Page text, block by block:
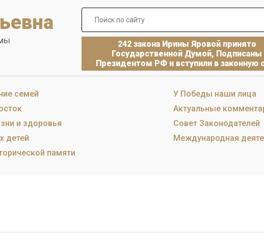
242 закона Ирины Яровой принято
Государственной Думой, Подписаны
Президентом РФ и вступили в законную
семей
и здоровья
детей
памяти
У Победы наши лица
Актуальные
Совет Законодателей
Международная